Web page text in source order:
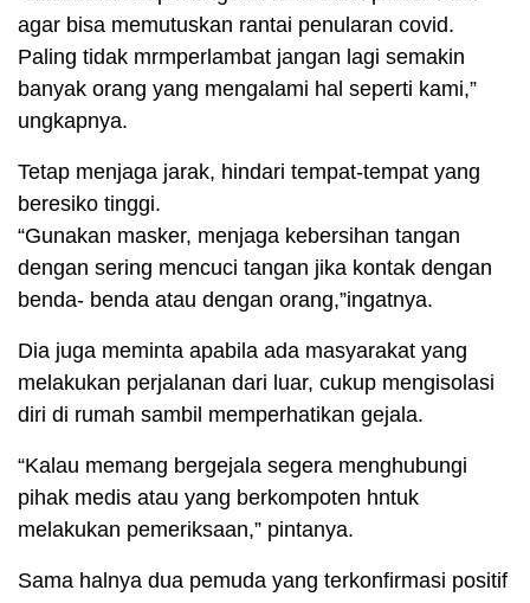
agar bisa memutuskan rantai penularan covid.
Paling tidak mrmperlambat jangan lagi semakin
banyak orang yang mengalami hal seperti kami,”
ungkapnya.
Tetap menjaga jarak, hindari tempat-tempat yang
beresiko tinggi.
“Gunakan masker, menjaga kebersihan tangan
dengan sering mencuci tangan jika kontak dengan
benda- benda atau dengan orang,”ingatnya.
Dia juga meminta apabila ada masyarakat yang
melakukan perjalanan dari luar, cukup mengisolasi
diri di rumah sambil memperhatikan gejala.
“Kalau memang bergejala segera menghubungi
pihak medis atau yang berkompoten hntuk
melakukan pemeriksaan,” pintanya.
Sama halnya dua pemuda yang terkonfirmasi positif